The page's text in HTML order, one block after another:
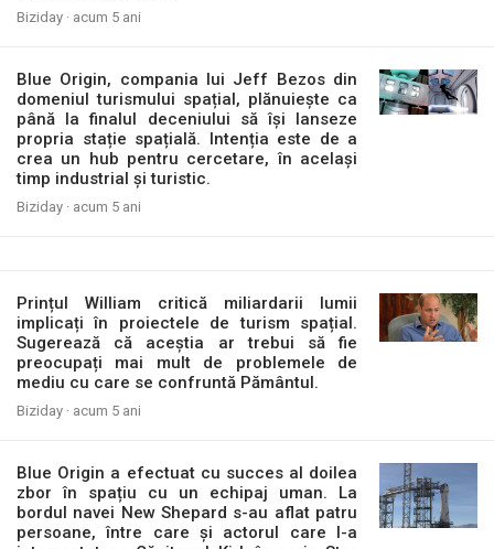
Biziday · acum 5 ani
Blue Origin, compania lui Jeff Bezos din
domeniul turismului spațial, plănuiește ca
până la finalul deceniului să își lanseze
propria stație spațială. Intenția este de a
crea un hub pentru cercetare, în același
timp industrial și turistic.
Biziday · acum 5 ani
Prințul William critică miliardarii lumii
implicați în proiectele de turism spațial.
Sugerează că aceștia ar trebui să fie
preocupați mai mult de problemele de
mediu cu care se confruntă Pământul.
Biziday · acum 5 ani
Blue Origin a efectuat cu succes al doilea
zbor în spațiu cu un echipaj uman. La
bordul navei New Shepard s-au aflat patru
persoane, între care și actorul care l-a